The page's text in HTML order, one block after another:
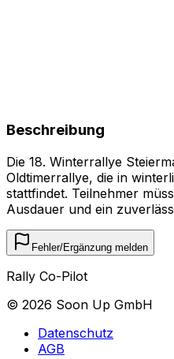
Beschreibung
Die 18. Winterrallye
Oldtimerrallye, die in
stattfindet. Teilnehmer
Ausdauer und ein
Fehler/Ergänzung melden
Rally Co-Pilot
© 2026 Soon Up GmbH
Datenschutz
AGB